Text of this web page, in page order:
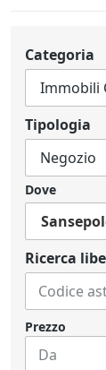
Categoria
Tipologia
Dove
Ricerca
Prezzo